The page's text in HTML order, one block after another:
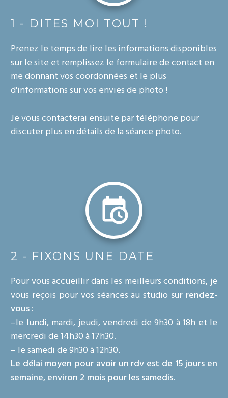
1 - DITES MOI TOUT !
Prenez le temps de lire les informations disponibles
sur le site et remplissez le formulaire de contact en
me donnant vos coordonnées et le plus
d'informations sur vos envies de photo !
Je vous contacterai ensuite par téléphone pour
discuter plus en détails de la séance photo.
2 - FIXONS UNE DATE
Pour vous accueillir dans les meilleurs conditions, je
vous reçois pour vos séances au studio sur rendez-
vous :
–le lundi, mardi, jeudi, vendredi de 9h30 à 18h et le
mercredi de 14h30 à 17h30.
– le samedi de 9h30 à 12h30.
Le délai moyen pour avoir un rdv est de 15 jours en
semaine, environ 2 mois pour les samedis.